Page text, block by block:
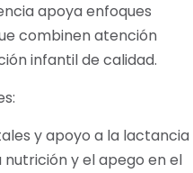
apoya enfoques
combinen atención
infantil de calidad.
y apoyo a la lactancia
y el apego en el